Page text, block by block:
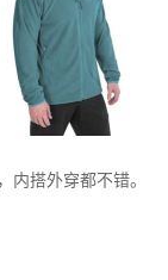
内搭外穿都不错。